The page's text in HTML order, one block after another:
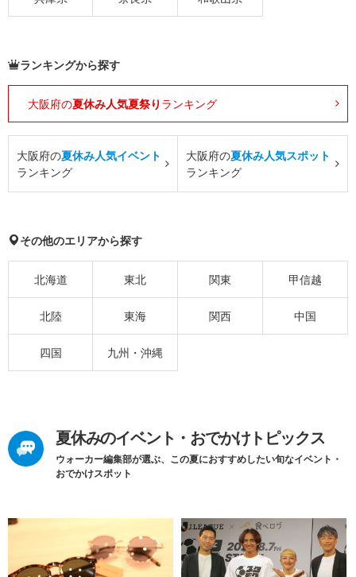
ランキングから探す
大阪府の夏休み人気夏祭り ランキング
大阪府の夏休み人気イベント
ランキング
大阪府の夏休み人気スポット
ランキング
その他のエリアから探す
北海道 東北 関東 甲信越
北陸 東海 関西 中国
四国 九州・沖縄
夏休みのイベント・おでかけトピックス
ウォーカー編集部が選ぶ、この夏におすすめしたい旬なイベント・
おでかけスポット